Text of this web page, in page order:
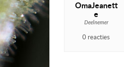
OmaJeanett
e
Deelnemer
0 reacties